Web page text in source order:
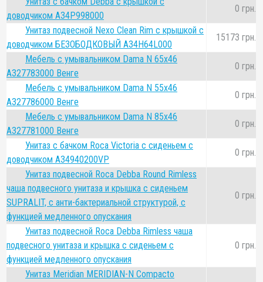
доводчиком A34P998000
0 грн.
Унитаз подвесной Nexo Clean Rim с крышкой с
доводчиком БЕЗОБОДКОВЫЙ A34H64L000
15173 грн.
Мебель с умывальником Dama N 65x46
A327783000 Венге
0 грн.
Мебель с умывальником Dama N 55x46
A327786000 Венге
0 грн.
Мебель с умывальником Dama N 85x46
A327781000 Венге
0 грн.
Унитаз с бачком Roca Victoria с сиденьем с
доводчиком A34940200VP
0 грн.
Унитаз подвесной Roca Debba Round Rimless
чаша подвесного унитаза и крышка с сиденьем
SUPRALIT, с анти-бактериальной структурой, с
функцией медленного опускания
0 грн.
Унитаз подвесной Roca Debba Rimless чаша
подвесного унитаза и крышка с сиденьем с
функцией медленного опускания
0 грн.
Унитаз Meridian MERIDIAN-N Compacto